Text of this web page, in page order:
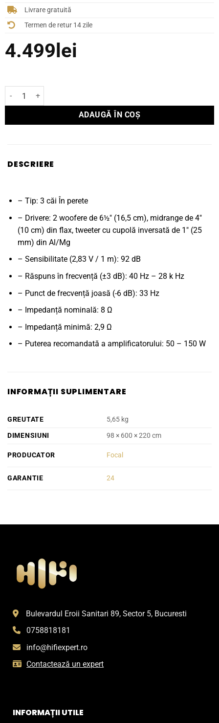
Livrare gratuită
Termen de retur 14 zile
4.499 lei
Cantitate Boxă Focal InWall 300 IW 6 LCR
ADAUGĂ ÎN COȘ
DESCRIERE
– Tip: 3 căi În perete
– Drivere: 2 woofere de 6½" (16,5 cm), midrange de 4"
(10 cm) din flax, tweeter cu cupolă inversată de 1" (25
mm) din Al/Mg
– Sensibilitate (2,83 V / 1 m): 92 dB
– Răspuns în frecvență (±3 dB): 40 Hz – 28 k Hz
– Punct de frecvență joasă (-6 dB): 33 Hz
– Impedanță nominală: 8 Ω
– Impedanță minimă: 2,9 Ω
– Puterea recomandată a amplificatorului: 50 – 150 W
INFORMAȚII SUPLIMENTARE
GREUTATE
5,65 kg
DIMENSIUNI
98 × 600 × 220 cm
PRODUCATOR Focal
GARANTIE 24
Bulevardul Eroii Sanitari 89, Sector 5, Bucuresti
0758818181
info@hifiexpert.ro
Contactează un expert
INFORMAȚII UTILE